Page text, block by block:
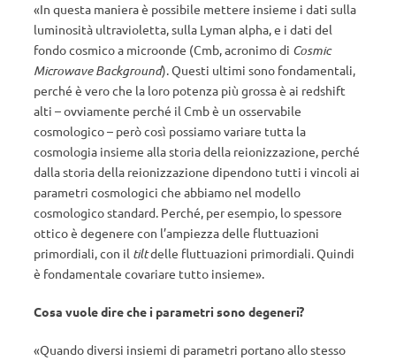
«In questa maniera è possibile mettere insieme i dati sulla
luminosità ultravioletta, sulla Lyman alpha, e i dati del
fondo cosmico a microonde (Cmb, acronimo di Cosmic
Microwave Background). Questi ultimi sono fondamentali,
perché è vero che la loro potenza più grossa è ai redshift
alti – ovviamente perché il Cmb è un osservabile
cosmologico – però così possiamo variare tutta la
cosmologia insieme alla storia della reionizzazione, perché
dalla storia della reionizzazione dipendono tutti i vincoli ai
parametri cosmologici che abbiamo nel modello
cosmologico standard. Perché, per esempio, lo spessore
ottico è degenere con l’ampiezza delle fluttuazioni
primordiali, con il tiltdelle fluttuazioni primordiali. Quindi
è fondamentale covariare tutto insieme».
Cosa vuole dire che i parametri sono degeneri?
«Quando diversi insiemi di parametri portano allo stesso